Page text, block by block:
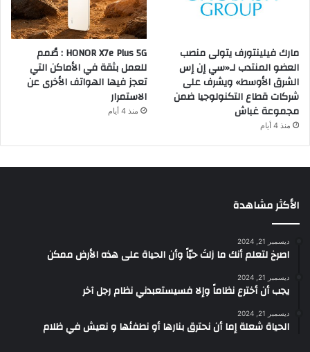
مارك فيلينتورف يتولى منصب
العضو المنتدب لـ«سي إن إس
الشرق الأوسط» ويشرف على
شركات قطاع التكنولوجيا ضمن
مجموعة غباش
منذ 4 أيام
HONOR X7e Plus 5G : صُمم
للعمل بثقة في الأماكن التي
تعجز فيها الهواتف الأخرى عن
الاستمرار
منذ 4 أيام
الأكثر مشاهدة
ديسمبر 21, 2024
‫اصرخ لتعلم أنك ما زلتَ حيّاً وأن الحياة على هذه الأرض ممكن
ديسمبر 21, 2024
يجب أن أخترع نظاماً وإلا فسيستعبدني نظام رجل آخر
ديسمبر 21, 2024
الحياة شعلة إما أن نحترق بنارها أو نطفئها و نعيش في ظلام